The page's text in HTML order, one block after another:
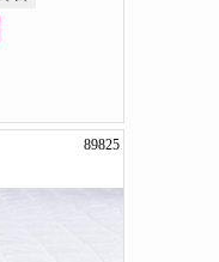
89825